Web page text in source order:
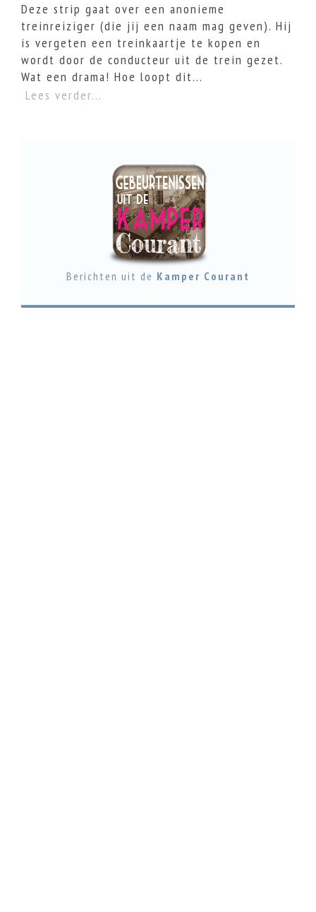
Deze strip gaat over een anonieme
treinreiziger (die jij een naam mag geven). Hij
is vergeten een treinkaartje te kopen en
wordt door de conducteur uit de trein gezet.
Wat een drama! Hoe loopt dit...
Lees verder...
Berichten uit de Kamper Courant